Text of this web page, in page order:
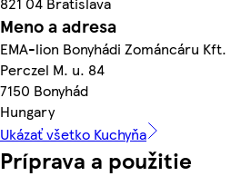
Meno a adresa
EMA-lion Bonyhádi Zománcáru Kft.
Perczel M. u. 84
7150 Bonyhád
Hungary
Ukázať všetko Kuchyňa
Príprava a použitie